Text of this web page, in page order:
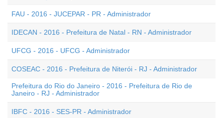
FAU - 2016 - JUCEPAR - PR - Administrador
IDECAN - 2016 - Prefeitura de Natal - RN - Administrador
UFCG - 2016 - UFCG - Administrador
COSEAC - 2016 - Prefeitura de Niterói - RJ - Administrador
Prefeitura do Rio do Janeiro - 2016 - Prefeitura de Rio de
Janeiro - RJ - Administrador
IBFC - 2016 - SES-PR - Administrador